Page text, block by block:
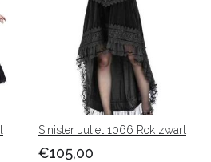
Sinister Juliet 1066 Rok zwart
€105,00